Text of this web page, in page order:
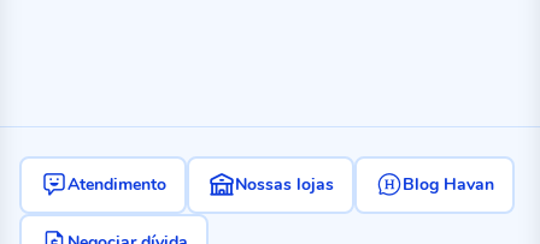
Atendimento Nossas lojas Blog Havan